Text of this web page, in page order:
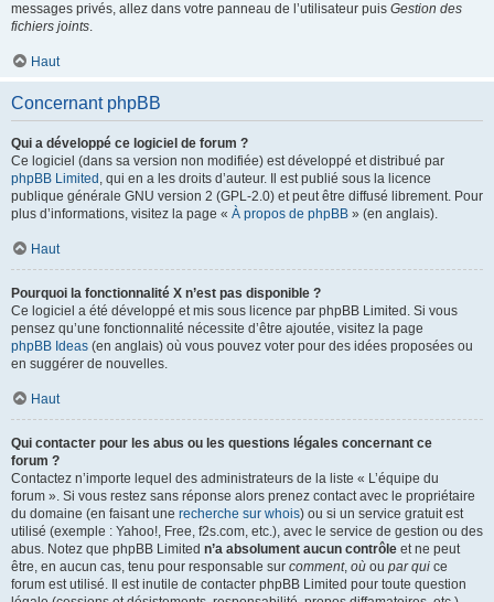
messages privés, allez dans votre panneau de l’utilisateur puis Gestion des
fichiers joints.
Haut
Concernant phpBB
Qui a développé ce logiciel de forum ?
Ce logiciel (dans sa version non modifiée) est développé et distribué par
phpBB Limited , qui en a les droits d’auteur. Il est publié sous la licence
publique générale GNU version 2 (GPL-2.0) et peut être diffusé librement. Pour
plus d’informations, visitez la page « À propos de phpBB » (en anglais).
Haut
Pourquoi la fonctionnalité X n’est pas disponible ?
Ce logiciel a été développé et mis sous licence par phpBB Limited. Si vous
pensez qu’une fonctionnalité nécessite d’être ajoutée, visitez la page
phpBB Ideas (en anglais) où vous pouvez voter pour des idées proposées ou
en suggérer de nouvelles.
Haut
Qui contacter pour les abus ou les questions légales concernant ce
forum ?
Contactez n’importe lequel des administrateurs de la liste « L’équipe du
forum ». Si vous restez sans réponse alors prenez contact avec le propriétaire
du domaine (en faisant une recherche sur whois) ou si un service gratuit est
utilisé (exemple : Yahoo!, Free, f2s.com, etc.), avec le service de gestion ou des
abus. Notez que phpBB Limited n’a absolument aucun contrôle et ne peut
être, en aucun cas, tenu pour responsable sur comment, où ou par qui ce
forum est utilisé. Il est inutile de contacter phpBB Limited pour toute question